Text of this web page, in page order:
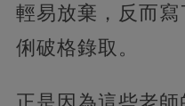
輕易放棄，反而
俐破格錄取。